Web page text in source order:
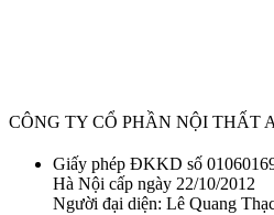
CÔNG TY CỔ PHẦN NỘI THẤT
Giấy phép ĐKKD số
Hà Nội cấp ngày 22/10/2012
Người đại diện: Lê Quang